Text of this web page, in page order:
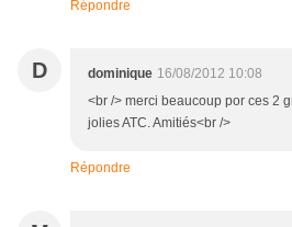
Répondre
D dominique 16/08/2012 10:08
<br /> merci beaucoup por ces 2
jolies ATC. Amitiés<br />
Répondre